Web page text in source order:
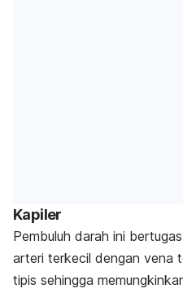
Kapiler
Pembuluh darah ini
arteri terkecil dengan vena
tipis sehingga